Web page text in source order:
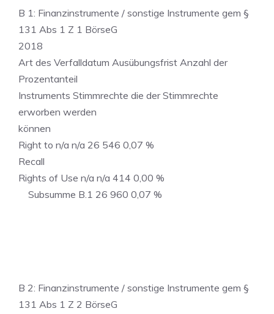
B 1: Finanzinstrumente / sonstige Instrumente gem §
131 Abs 1 Z 1 BörseG
2018
Art des Verfalldatum Ausübungsfrist Anzahl der
Prozentanteil
Instruments Stimmrechte die der Stimmrechte
erworben werden
können
Right to n/a n/a 26 546 0,07 %
Recall
Rights of Use n/a n/a 414 0,00 %
Subsumme B.1 26 960 0,07 %
B 2: Finanzinstrumente / sonstige Instrumente gem §
131 Abs 1 Z 2 BörseG